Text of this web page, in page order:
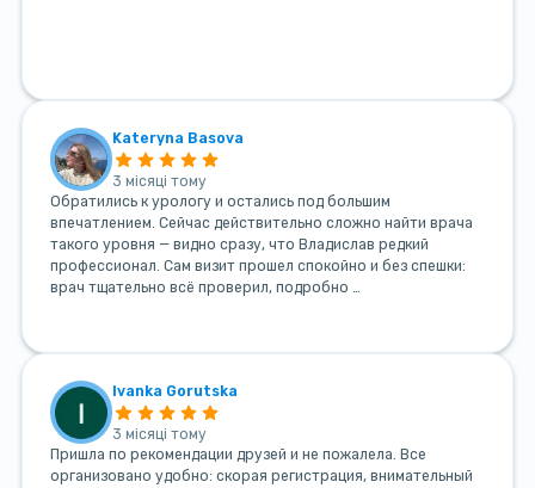
Kateryna Basova
3 місяці тому
Обратились к урологу и остались под большим
впечатлением. Сейчас действительно сложно найти врача
такого уровня — видно сразу, что Владислав редкий
профессионал. Сам визит прошел спокойно и без спешки:
врач тщательно всё проверил, подробно …
Ivanka Gorutska
3 місяці тому
Пришла по рекомендации друзей и не пожалела. Все
организовано удобно: скорая регистрация, внимательный